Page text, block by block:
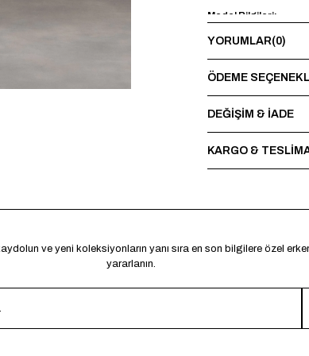
Model Bilgileri:
Boy 185 cm - Kilo 73
Yıkama Talimatı:
Maksimum 30°C’de
sırasında baskı ve
YORUMLAR(0)
ÖDEME
DEĞİŞİM & İADE
KARGO &
ve yeni koleksiyonların yanı sıra en son bilgilere özel
yararlanın.